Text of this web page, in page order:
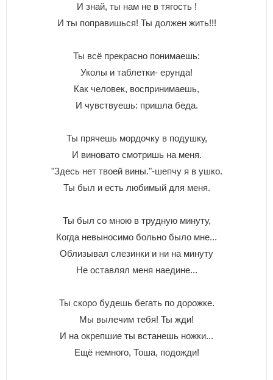
И знай, ты нам не в тягость !
И ты поправишься! Ты должен жить!!!
Ты всё прекрасно понимаешь:
Уколы и таблетки- ерунда!
Как человек, воспринимаешь,
И чувствуешь: пришла беда.
Ты прячешь мордочку в подушку,
И виновато смотришь на меня.
"Здесь нет твоей вины."-шепчу я в ушко.
Ты был и есть любимый для меня.
Ты был со мною в трудную минуту,
Когда невыносимо больно было мне...
Облизывал слезинки и ни на минуту
Не оставлял меня наедине...
Ты скоро будешь бегать по дорожке.
Мы вылечим тебя! Ты жди!
И на окрепшие ты встанешь ножки...
Ещё немного, Тоша, подожди!